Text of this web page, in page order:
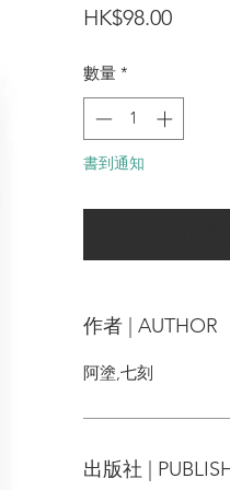
HK$98.00價
數量 *
書到通知
作者 | AUTHOR
阿塗,七刻
出版社 |